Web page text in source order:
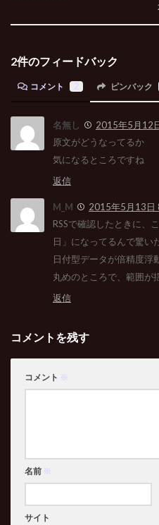
2件のフィードバック
コメント ピンバック
名無し
2015年5月12
原文がどうなってるか
気になるところですね
返信
M_M
2015年5月13日
RSSで確認したときに、
日」になってるんで驚い
日付型データが倍精度浮
丸めのところで、範囲が
返信
コメントを残す
コメント ※
名前 ※
サイト